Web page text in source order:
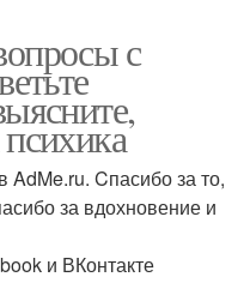
с
Cпасибо за то,
за вдохновение и
и ВКонтакте